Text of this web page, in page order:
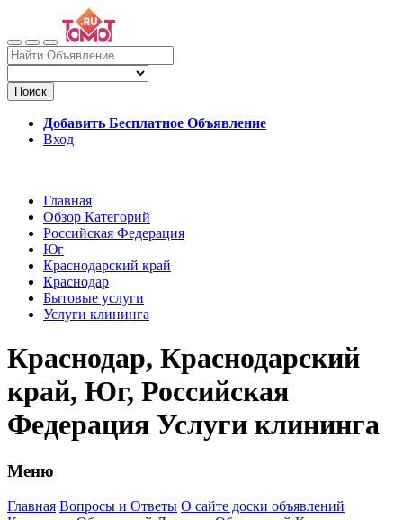
Поиск
Добавить Бесплатное Объявление
Вход
Главная
Обзор Категорий
Российская Федерация
Юг
Краснодарский край
Краснодар
Бытовые услуги
Услуги клининга
Краснодар, Краснодарский
край, Юг, Российская
Федерация Услуги клининга
Меню
Главная Вопросы и Ответы О сайте доски объявлений